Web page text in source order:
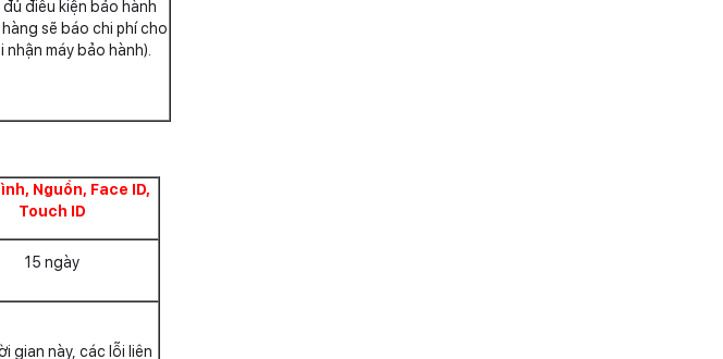
đủ điều kiện bảo hành
sẽ báo chi phí cho
nhận máy bảo hành).
Nguồn, Face ID,
Touch ID
15 ngày
gian này, các lỗi liên